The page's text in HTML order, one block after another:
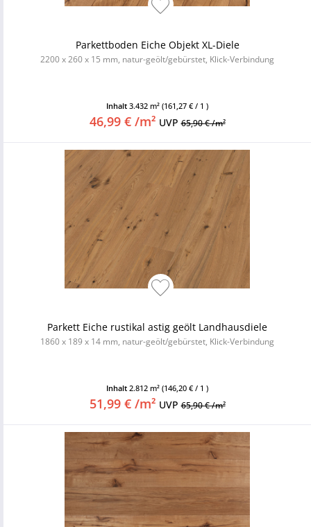
Parkettboden Eiche Objekt XL-Diele
2200 x 260 x 15 mm, natur-geölt/gebürstet, Klick-Verbindung
Inhalt 3.432 m² (161,27 € / 1 )
46,99 € /m² UVP65,90 € /m²
Parkett Eiche rustikal astig geölt Landhausdiele
1860 x 189 x 14 mm, natur-geölt/gebürstet, Klick-Verbindung
Inhalt 2.812 m² (146,20 € / 1 )
51,99 € /m² UVP65,90 € /m²